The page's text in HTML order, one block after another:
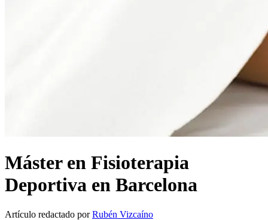
Máster en Fisioterapia
Deportiva en Barcelona
Artículo redactado porRubén Vizcaíno